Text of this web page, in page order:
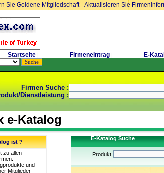
Sie Goldene Mitgliedschaft- Aktualisieren Sie
Startseite | Firmeneintrag | E-
Firmen Suche :
Dienstleistung :
e-Katalog
ist ?
zu allen
und
Mitglieder
E-Katalog Suche
Produkt